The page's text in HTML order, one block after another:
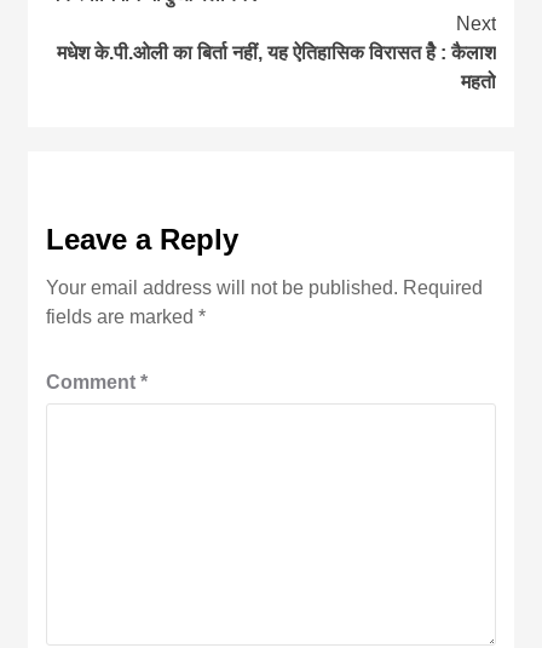
Reading
Next
मधेश के.पी.ओली का बिर्ता नहीं, यह ऐतिहासिक विरासत हैे : कैलाश
महतो
Leave a Reply
Your email address will not be published. Required
fields are marked*
Comment*